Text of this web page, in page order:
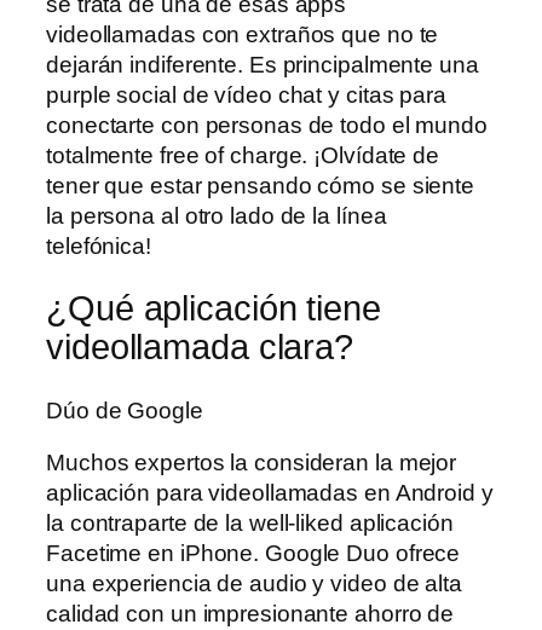
videollamadas con extraños que no te
dejarán indiferente. Es principalmente una
purple social de vídeo chat y citas para
conectarte con personas de todo el mundo
totalmente free of charge. ¡Olvídate de
tener que estar pensando cómo se siente
la persona al otro lado de la línea
telefónica!
¿Qué aplicación tiene
videollamada clara?
Dúo de Google
Muchos expertos la consideran la mejor
aplicación para videollamadas en Android y
la contraparte de la well-liked aplicación
Facetime en iPhone. Google Duo ofrece
una experiencia de audio y video de alta
calidad con un impresionante ahorro de